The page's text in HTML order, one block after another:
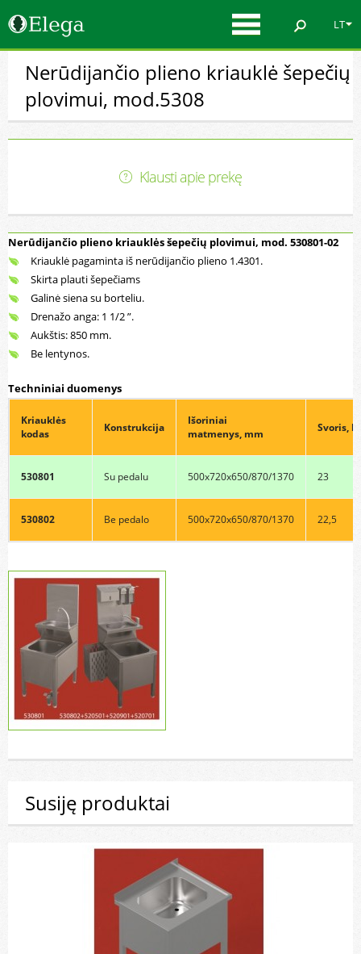
LT
Nerūdijančio plieno kriauklė šepečių
plovimui, mod.5308
Klausti apie prekę
Nerūdijančio plieno kriauklės šepečių plovimui, mod. 530801-02
Kriauklė pagaminta iš nerūdijančio plieno 1.4301.
Skirta plauti šepečiams
Galinė siena su borteliu.
Drenažo anga: 1 1/2 ”.
Aukštis: 850 mm.
Be lentynos.
Techniniai duomenys
Kriauklės
kodas
Konstrukcija
Išoriniai
matmenys, mm
Svoris,
530801 Su pedalu 500x720x650/870/1370 23
530802 Be pedalo 500x720x650/870/1370 22,5
Susiję produktai